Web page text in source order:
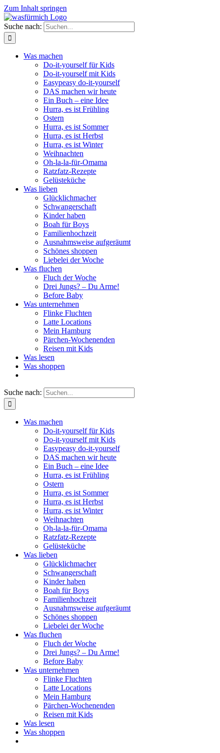
Zum Inhalt springen
Suche nach:
Was machen
Do-it-yourself für Kids
Do-it-yourself mit Kids
Easypeasy do-it-yourself
DAS machen wir heute
Ein Buch – eine Idee
Hurra, es ist Frühling
Ostern
Hurra, es ist Sommer
Hurra, es ist Herbst
Hurra, es ist Winter
Weihnachten
Oh-la-la-für-Omama
Ratzfatz-Rezepte
Gelüsteküche
Was lieben
Glücklichmacher
Schwangerschaft
Kinder haben
Boah für Boys
Familienhochzeit
Ausnahmsweise aufgeräumt
Schönes shoppen
Liebelei der Woche
Was fluchen
Fluch der Woche
Drei Jungs? – Du Arme!
Before Baby
Was unternehmen
Flinke Fluchten
Latte Locations
Mein Hamburg
Pärchen-Wochenenden
Reisen mit Kids
Was lesen
Was shoppen
Suche nach:
Was machen
Do-it-yourself für Kids
Do-it-yourself mit Kids
Easypeasy do-it-yourself
DAS machen wir heute
Ein Buch – eine Idee
Hurra, es ist Frühling
Ostern
Hurra, es ist Sommer
Hurra, es ist Herbst
Hurra, es ist Winter
Weihnachten
Oh-la-la-für-Omama
Ratzfatz-Rezepte
Gelüsteküche
Was lieben
Glücklichmacher
Schwangerschaft
Kinder haben
Boah für Boys
Familienhochzeit
Ausnahmsweise aufgeräumt
Schönes shoppen
Liebelei der Woche
Was fluchen
Fluch der Woche
Drei Jungs? – Du Arme!
Before Baby
Was unternehmen
Flinke Fluchten
Latte Locations
Mein Hamburg
Pärchen-Wochenenden
Reisen mit Kids
Was lesen
Was shoppen